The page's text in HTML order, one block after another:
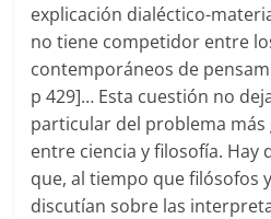
explicación dialéctico-
no tiene competidor entre
contemporáneos de
p 429]… Esta cuestión no
particular del problema más
entre ciencia y filosofía. Hay
que, al tiempo que filósofos
discutían sobre las